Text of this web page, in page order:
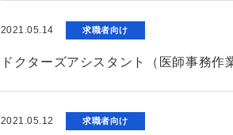
2021.05.14 求職者向け
ドクターズアシスタント（医師事務
2021.05.12 求職者向け